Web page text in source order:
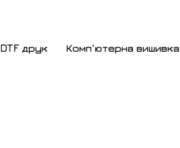
DTF друк Комп'ютерна вишивка